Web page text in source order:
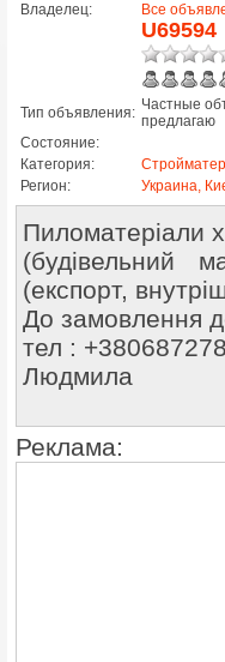
Владелец: Все
U69594
Тип объявления: Частные
предлагаю
Состояние:
Категория:
Регион:
Украина,
Пиломатеріали
(будівельний
(експорт,
До замовлення
тел :
Людмила
Реклама: